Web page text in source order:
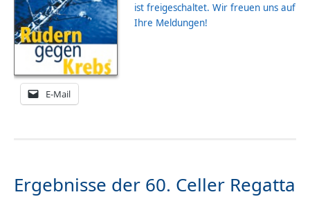
ist freigeschaltet. Wir freuen uns auf
Ihre Meldungen!
E-Mail
Ergebnisse der 60. Celler Regatta